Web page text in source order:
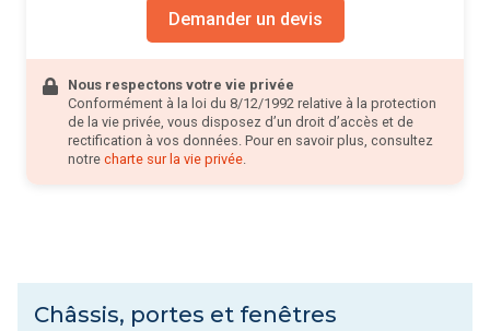
Demander un devis
Nous respectons votre vie privée
Conformément à la loi du 8/12/1992 relative à la protection
de la vie privée, vous disposez d’un droit d’accès et de
rectification à vos données. Pour en savoir plus, consultez
notre charte sur la vie privée
Châssis, portes et fenêtres